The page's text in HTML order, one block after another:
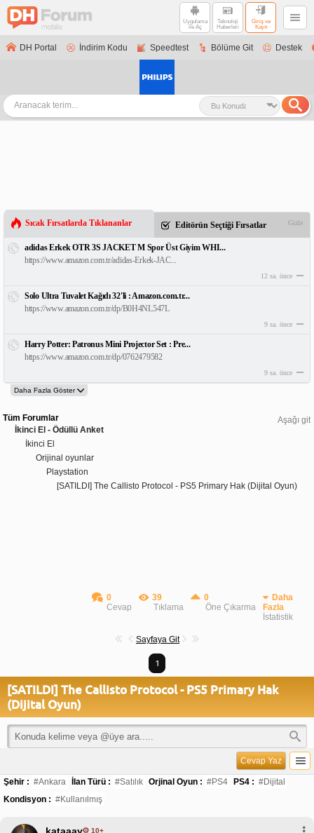
Uygulama
ile Aç
Teknoloji
Haberleri
Giriş ve
Kayıt
DH Portal İndirim Kodu Speedtest Bölüme Git Destek
Sıcak Fırsatlarda Tıklananlar Editörün Seçtiği Fırsatlar Gizle
adidas Erkek OTR 3S JACKET M Spor Üst Giyim WHI...
https://www.amazon.com.tr/adidas-Erkek-JAC...
12 sa. önce
Solo Ultra Tuvalet Kağıdı 32'li : Amazon.com.tr...
https://www.amazon.com.tr/dp/B0H4NL547L
9 sa. önce
Harry Potter: Patronus Mini Projector Set : Pre...
https://www.amazon.com.tr/dp/0762479582
9 sa. önce
Aşağı git
Tüm Forumlar
İkinci El - Ödüllü Anket
İkinci El
Orijinal oyunlar
Playstation
[SATILDI] The Callisto Protocol - PS5 Primary Hak (Dijital Oyun)
0
Cevap
39
Tıklama
0
Öne Çıkarma
Daha
Fazla
İstatistik
Sayfaya Git
1
[SATILDI] The Callisto Protocol - PS5 Primary Hak
(Dijital Oyun)
Cevap Yaz
Şehir : #Ankara İlan Türü : #Satılık Orjinal Oyun : #PS4 PS4 : #Dijital
Kondisyon : #Kullanılmış
kataaay 10+